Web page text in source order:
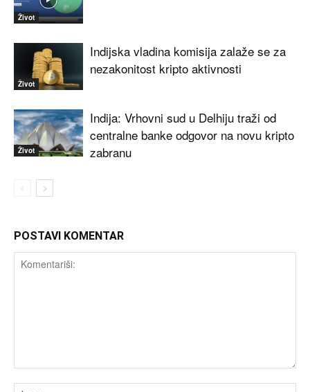
Život
Život
Indijska vladina komisija zalaže se za
nezakonitost kripto aktivnosti
Život
Indija: Vrhovni sud u Delhiju traži od
centralne banke odgovor na novu kripto
zabranu
POSTAVI KOMENTAR